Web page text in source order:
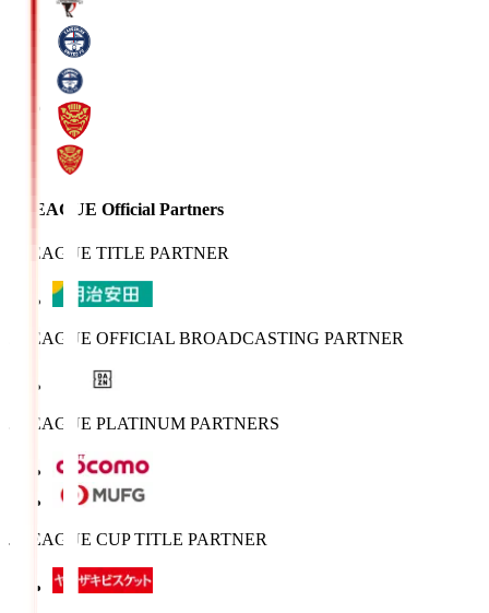
J.LEAGUE Official Partners
J.LEAGUE TITLE PARTNER
J.LEAGUE OFFICIAL BROADCASTING PARTNER
J.LEAGUE PLATINUM PARTNERS
J.LEAGUE CUP TITLE PARTNER